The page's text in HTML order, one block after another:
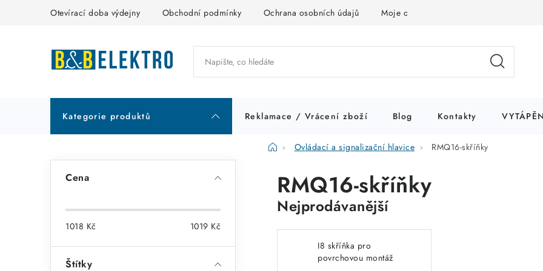
Otevírací doba výdejny Obchodní podmínky Ochrana osobních údajů Moje objednávka
Kategorie produktů Reklamace / Vrácení zboží Blog Kontakty
DomůOvládací a signalizační hlavice RMQ16-skříňky
t
Cena
1018 Kč 1019 Kč
Štítky
RMQ16-skříňky
Nejprodávanější
I8 skříňka pro
povrchovou montáž